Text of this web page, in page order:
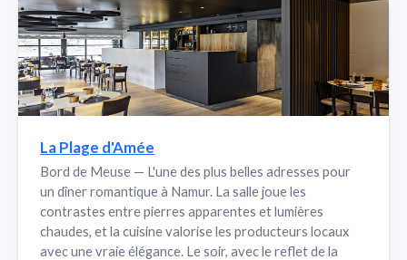
La Plage d'Amée
Bord de Meuse — L'une des plus belles adresses pour
un dîner romantique à Namur. La salle joue les
contrastes entre pierres apparentes et lumières
chaudes, et la cuisine valorise les producteurs locaux
avec une vraie élégance. Le soir, avec le reflet de la